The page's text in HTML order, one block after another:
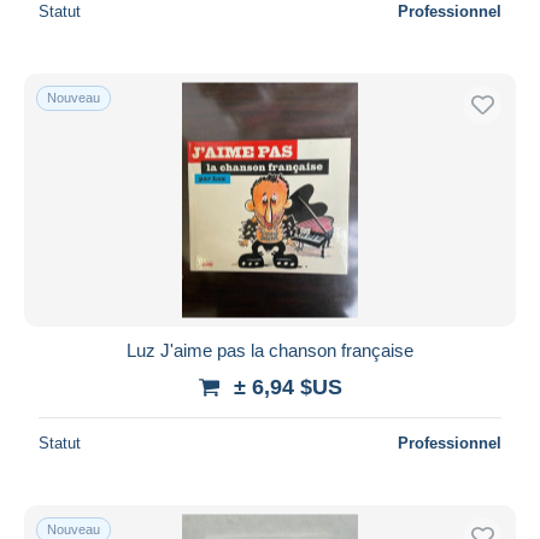
Statut Professionnel
Nouveau
Luz J'aime pas la chanson française
± 6,94 $US
Statut Professionnel
Nouveau